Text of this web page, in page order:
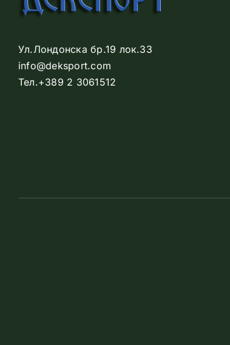
Ул.Лондонска бр.19 лок.33
info@deksport.com
Тел.+389 2 3061512